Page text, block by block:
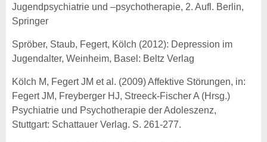
Jugendpsychiatrie und –psychotherapie, 2. Aufl. Berlin,
Springer
Spröber, Staub, Fegert, Kölch (2012): Depression im
Jugendalter, Weinheim, Basel: Beltz Verlag
Kölch M, Fegert JM et al. (2009) Affektive Störungen, in:
Fegert JM, Freyberger HJ, Streeck-Fischer A (Hrsg.)
Psychiatrie und Psychotherapie der Adoleszenz,
Stuttgart: Schattauer Verlag. S. 261-277.